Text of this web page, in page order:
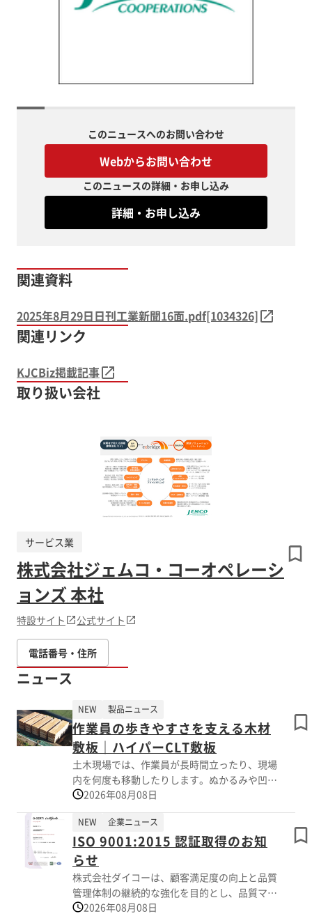
このニュースへのお問い合わせ
Webからお問い合わせ
このニュースの詳細・お申し込み
詳細・お申し込み
関連資料
2025年8月29日日刊工業新聞16面.pdf[1034326]
関連リンク
KJCBiz掲載記事
取り扱い会社
サービス業
株式会社ジェムコ・コーオペレーシ
ョンズ 本社
特設サイト 公式サイト
電話番号・住所
ニュース
作業員の歩きやすさを支える木材
敷板｜ハイパーCLT敷板
NEW 製品ニュース
土木現場では、作業員が長時間立ったり、現場
内を何度も移動したりします。ぬかるみや凹凸
のある地面は歩きにくく、足や腰への負担、転
倒リスクにつながるため、安定した作業動線の
確保が重要です。 ハイパーCLT敷板は、木材を
積層したCLTを活用する土木CLT資材です。仮
設道路、資材置場、朝礼場所、休憩所周辺、作
業員通路などに敷設することで、凹凸やぬかる
みを抑え、歩きやすい足元環境を整えます。木
材ならではの表面特性を持ち、金属製の敷鉄板
2026年08月08日
ISO 9001:2015 認証取得のお知
らせ
NEW 企業ニュース
株式会社ダイコーは、顧客満足度の向上と品質
管理体制の継続的な強化を目的とし、品質マネ
ジメントシステムの国際規格である「ISO
2026年08月08日